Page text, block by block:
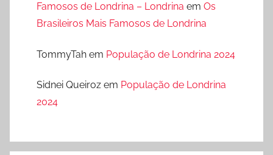
Famosos de Londrina – Londrina em Os
Brasileiros Mais Famosos de Londrina
TommyTah em População de Londrina 2024
Sidnei Queiroz em População de Londrina
2024